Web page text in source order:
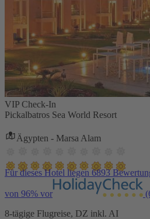
VIP Check-In
Pickalbatros Sea World Resort
Ägypten - Marsa Alam
Für dieses Hotel liegen 6893
von 96% vor
8-tägige Flugreise, DZ inkl. AI